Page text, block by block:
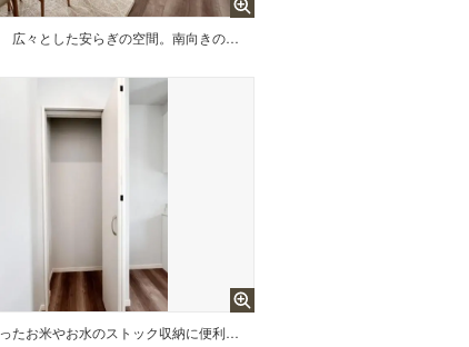
広々とした安らぎの空間。南向きの窓からは太陽の光がたっぷりと入り、家族団らんに自然の明るさをもたらします。
特売で買ったお米やお水のストック収納に便利なパントリー。意外と場所に困る資源ごみなどの収納にもピッタリ。